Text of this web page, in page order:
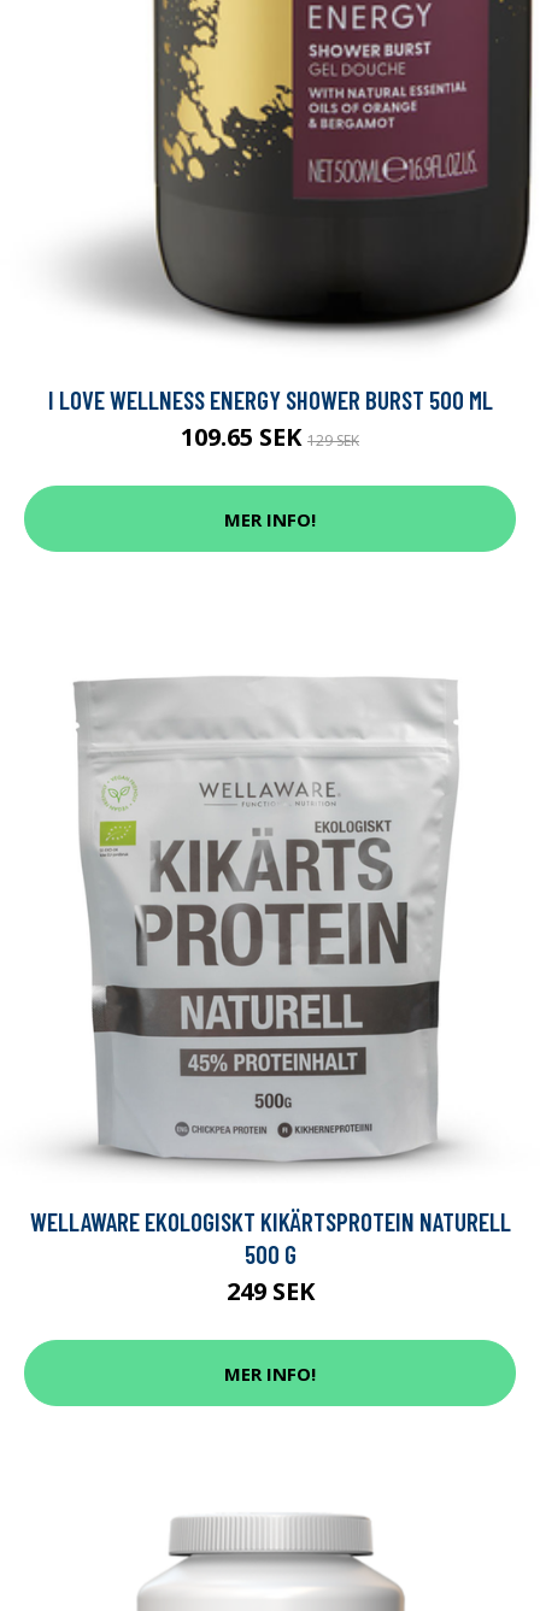
I LOVE WELLNESS ENERGY SHOWER BURST 500 ML
109.65 SEK 129 SEK
MER INFO!
WELLAWARE EKOLOGISKT KIKÄRTSPROTEIN NATURELL
500 G
249 SEK
MER INFO!